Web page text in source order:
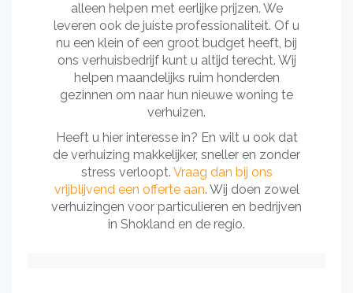
alleen helpen met eerlijke prijzen. We
leveren ook de juiste professionaliteit. Of u
nu een klein of een groot budget heeft, bij
ons verhuisbedrijf kunt u altijd terecht. Wij
helpen maandelijks ruim honderden
gezinnen om naar hun nieuwe woning te
verhuizen.
Heeft u hier interesse in? En wilt u ook dat
de verhuizing makkelijker, sneller en zonder
stress verloopt. Vraag dan bij ons
vrijblijvend een offerte aan. Wij doen zowel
verhuizingen voor particulieren en bedrijven
in Shokland en de regio.